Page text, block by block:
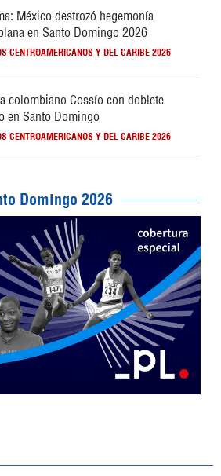
México destrozó hegemonía
en Santo Domingo 2026
CENTROAMERICANOS Y DEL CARIBE 2026
colombiano Cossío con doblete
en Santo Domingo
CENTROAMERICANOS Y DEL CARIBE 2026
Domingo 2026